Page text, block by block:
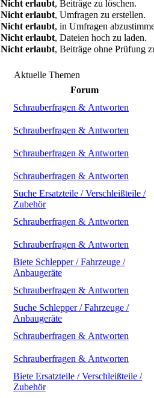
Nicht erlaubt, Beiträge zu löschen.
Nicht erlaubt, Umfragen zu erstellen.
Nicht erlaubt, in Umfragen
Nicht erlaubt, Dateien hoch zu laden.
Nicht erlaubt, Beiträge ohne Prüfung
Aktuelle Themen
Forum
Schrauberfragen & Antworten
Schrauberfragen & Antworten
Schrauberfragen & Antworten
Schrauberfragen & Antworten
Suche Ersatzteile / Verschleißteile /
Zubehör
Schrauberfragen & Antworten
Schrauberfragen & Antworten
Biete Schlepper / Fahrzeuge /
Anbaugeräte
Schrauberfragen & Antworten
Suche Schlepper / Fahrzeuge /
Anbaugeräte
Schrauberfragen & Antworten
Schrauberfragen & Antworten
Biete Ersatzteile / Verschleißteile /
Zubehör